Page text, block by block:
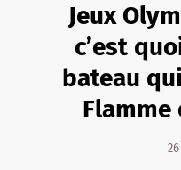
Jeux
c’est
bateau
Flamme